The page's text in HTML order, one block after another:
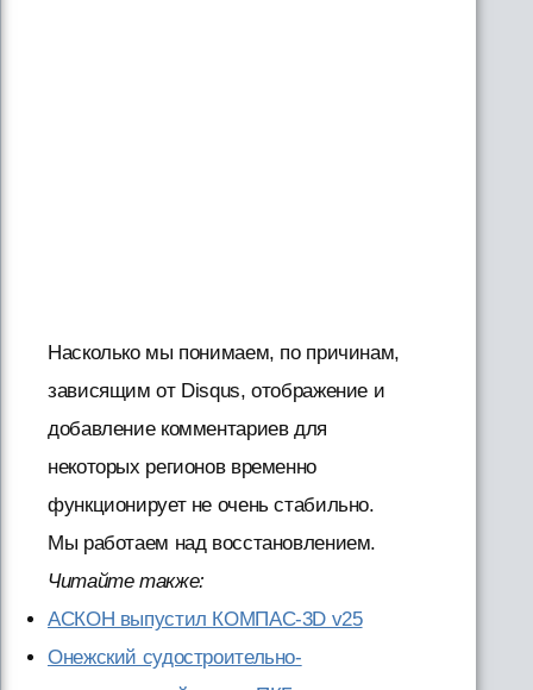
Насколько мы понимаем, по причинам,
зависящим от Disqus, отображение и
добавление комментариев для
некоторых регионов временно
функционирует не очень стабильно.
Мы работаем над восстановлением.
Читайте также:
АСКОН выпустил КОМПАС-3D v25
Онежский судостроительно-